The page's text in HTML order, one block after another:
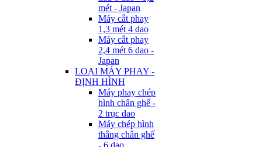
mét - Japan
Máy cắt phay
1,3 mét 4 dao
Máy cắt phay
2,4 mét 6 dao -
Japan
LOẠI MÁY PHAY -
ĐỊNH HÌNH
Máy phay chép
hình chân ghế -
2 trục dao
Máy chép hình
thẳng chân ghế
- 6 dao